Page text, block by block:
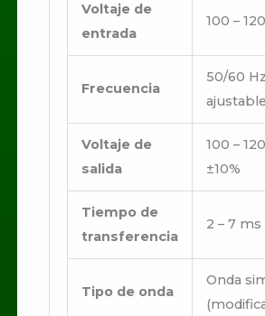
Voltaje de
entrada
100 –
Frecuencia
50/60
Voltaje de
salida
100 –
±10%
Tiempo de
transferencia
2 – 7 ms
Tipo de onda
Onda